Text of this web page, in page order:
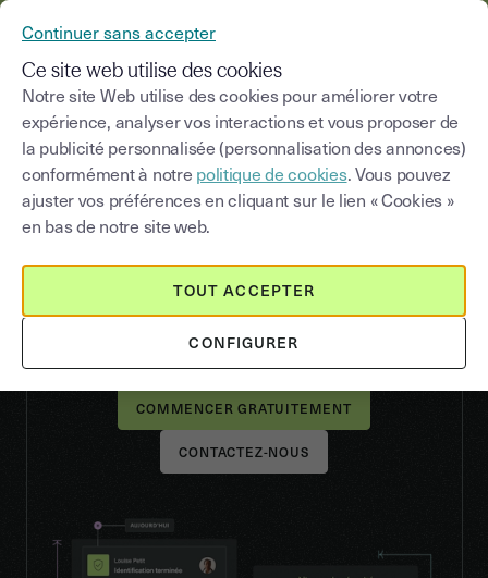
Signature, cachet et vérification
La confiance numérique
en toute sérénité.
cachet électronique avec Youtrust, la plateforme
européenne de confiance numérique conforme
aux exigences légales.
CONTACTEZ-NOUS
Continuer sans accepter
Ce site web utilise des cookies
Notre site Web utilise des cookies pour améliorer votre
expérience, analyser vos interactions et vous proposer de
la publicité personnalisée (personnalisation des annonces)
conformément à notre politique de cookies. Vous pouvez
ajuster vos préférences en cliquant sur le lien « Cookies »
en bas de notre site web.
CONFIGURER
TOUT ACCEPTER